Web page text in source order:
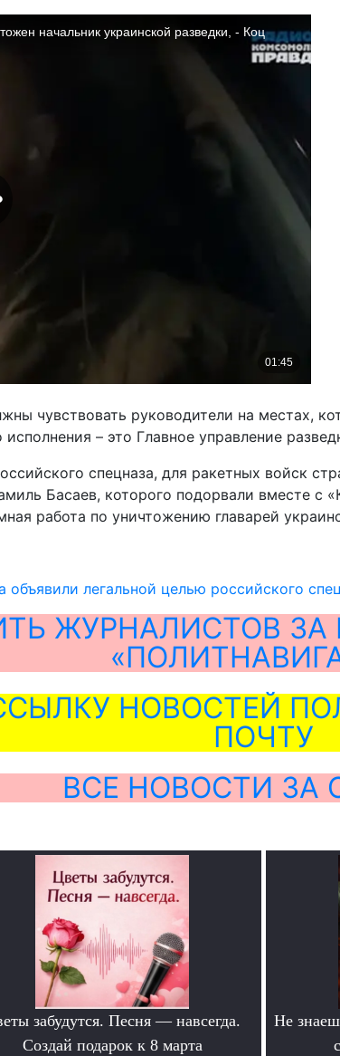
чувствовать руководители на местах,
– это Главное управление
спецназа, для ракетных войск
Басаев, которого подорвали вместе
работа по уничтожению главарей
объявили легальной целью российского
ЖУРНАЛИСТОВ
НОВОСТЕЙ
ПОЧТУ
ВСЕ НОВОСТИ ЗА
забудутся. Песня — навсегда.
Создай подарок к 8 марта
Не